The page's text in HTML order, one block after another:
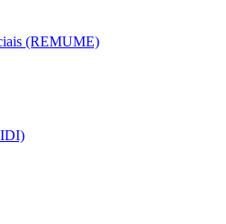
(REMUME)